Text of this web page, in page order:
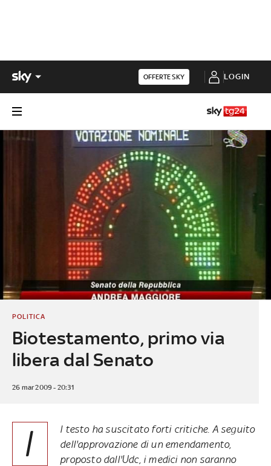
OFFERTE SKY LOGIN
Biotestamento, primo via
libera dal Senato
POLITICA
26 mar 2009 - 20:31
I
l testo ha suscitato forti critiche. A seguito
dell'approvazione di un emendamento,
proposto dall'Udc, i medici non saranno